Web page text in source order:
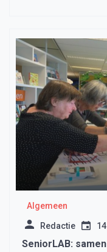
Algemeen
Redactie
SeniorLAB: